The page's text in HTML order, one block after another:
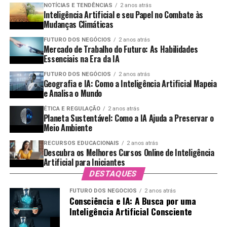
relevantes:
Precisão na Dosagem:
café, água e leite resulta em bebidas
uniformemente saborosas.
Manutenção da Temperatura:O controle
automático da temperatura de extração garante que
o café seja sempre preparado da mesma maneira.
Customização:Embora as máquinas sejam
programáveis, elas podem ser ajustadas para
preferências individuais de sabor, mantendo a
qualidade.
As Tendências do Mercado de
Cafeterias
O mercado de cafeterias está em constante evolução, e
Automatizar e Otimizar Processos:
automação proporcionada pela combinação de
tecnologias permite que os processos sejam
realizados de forma mais eficiente e eficaz.
Fortalecer a Segurança e a Privacidade:
combinação de criptografia da blockchain com
algoritmos de IA pode estabelecer um padrão mais
elevado de segurança.
As empresas estão começando a ver o potencial dessas
interações e como podem transformar seus modelos de
negócios.
Casos de Uso Reais de Contratos
Inteligentes
Vários setores estão se beneficiando da implementação
de contratos inteligentes. Aqui estão alguns exemplos:
NOTÍCIAS E TENDÊNCIAS 2 anos atrás
Inteligência Artificial e seu Papel no Combate às
Mudanças Climáticas
FUTURO DOS NEGÓCIOS 2 anos atrás
Mercado de Trabalho do Futuro: As Habilidades
Essenciais na Era da IA
FUTURO DOS NEGÓCIOS 2 anos atrás
Geografia e IA: Como a Inteligência Artificial Mapeia
e Analisa o Mundo
ÉTICA E REGULAÇÃO 2 anos atrás
Planeta Sustentável: Como a IA Ajuda a Preservar o
Meio Ambiente
RECURSOS EDUCACIONAIS 2 anos atrás
Descubra os Melhores Cursos Online de Inteligência
Artificial para Iniciantes
DESTAQUES
FUTURO DOS NEGÓCIOS 2 anos atrás
Consciência e IA: A Busca por uma
Inteligência Artificial Consciente